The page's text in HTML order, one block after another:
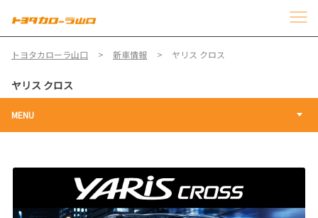
トヨタカローラ山口 新車情報 ヤリス クロス
ヤリス クロス
MENU